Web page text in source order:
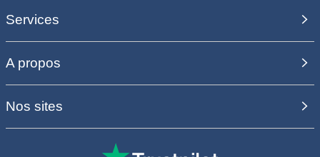
Services
A propos
Nos sites